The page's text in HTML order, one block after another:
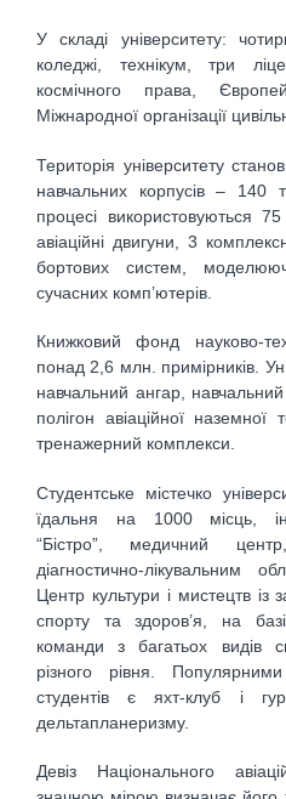
У складі університету:
коледжі, технікум, три
космічного права,
Міжнародної організації
Територія університету
навчальних корпусів –
процесі використовуються
авіаційнi двигуни, 3
бортових систем,
сучасних комп’ютерів.
Книжковий фонд науково-
понад 2,6 млн. примірників.
навчальний ангар,
полігон авіаційної наземної
тренажерний комплекси.
Студентське містечко
їдальня на 1000 місць,
“Бістро”, медичний
діагностично-лікувальним
Центр культури і мистецтв
спорту та здоров’я, на
команди з багатьох видів
різного рівня.
студентів є яхт-клуб і
дельтапланеризму.
Девіз Національного